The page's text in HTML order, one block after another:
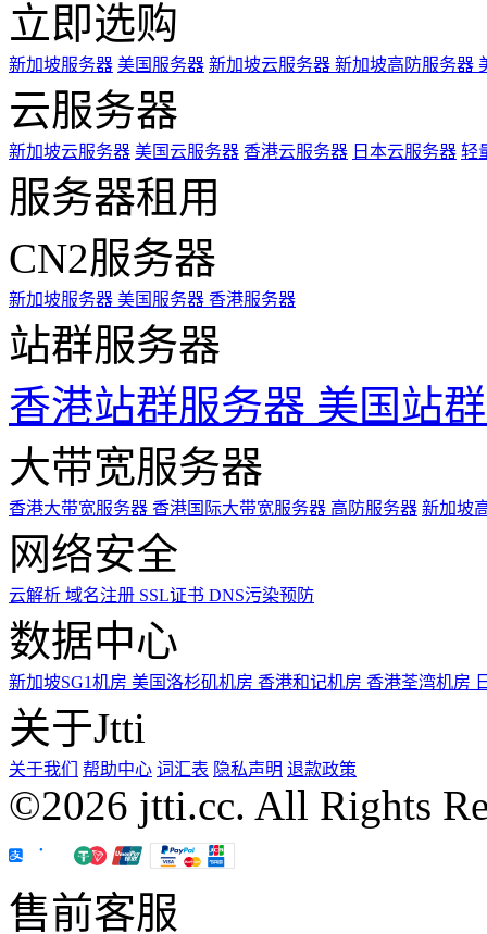
立即选购
新加坡服务器 美国服务器 新加坡云服务器 新加坡高防服务器
云服务器
新加坡云服务器 美国云服务器 香港云服务器 日本云服务器 轻
服务器租用
CN2服务器
新加坡服务器 美国服务器 香港服务器
站群服务器
香港站群服务器 美国站
大带宽服务器
香港大带宽服务器 香港国际大带宽服务器 高防服务器 新加坡
网络安全
云解析 域名注册 SSL证书 DNS污染预防
数据中心
新加坡SG1机房 美国洛杉矶机房 香港和记机房 香港荃湾机房
关于Jtti
关于我们 帮助中心 词汇表 隐私声明 退款政策
©2026 jtti.cc. All Rights
售前客服